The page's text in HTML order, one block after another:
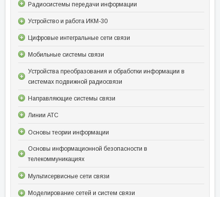
Радиосистемы передачи информации
Устройство и работа ИКМ-30
Цифровые интегральные сети связи
Мобильные системы связи
Устройства преобразования и обработки информации в
системах подвижной радиосвязи
Направляющие системы связи
Линии АТС
Основы теории информации
Основы информационной безопасности в
телекоммуникациях
Мультисервисные сети связи
Моделирование сетей и систем связи